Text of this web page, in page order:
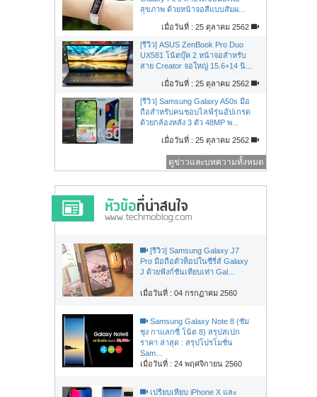
สุขภาพ ด้วยหน้าจอสีแบบสัมผ...
เมื่อวันที่ : 25 ตุลาคม 2562
[รีวิว] ASUS ZenBook Pro Duo
UX581 โน้ตบุ๊ค 2 หน้าจอสำหรับ
สาย Creator จอใหญ่ 15.6+14 นิ...
เมื่อวันที่ : 25 ตุลาคม 2562
[รีวิว] Samsung Galaxy A50s มือ
ถือสำหรับคนชอบไลฟ์รุ่นอัปเกรด
ด้วยกล้องหลัง 3 ตัว 48MP พ...
เมื่อวันที่ : 25 ตุลาคม 2562
ดูข่าวและบทความทั้งหมด
[รีวิว] Samsung Galaxy J7
Pro มือถือตัวท็อปในซีรี่ส์ Galaxy
J ด้วยฟังก์ชันเทียบเท่า Gal...
เมื่อวันที่ : 04 กรกฏาคม 2560
Samsung Galaxy Note 8 (ซัม
ซุง กาแลกซี่ โน้ต 8) สรุปสเปก
ราคา ล่าสุด : สรุปโปรโมชั่น
Sam...
เมื่อวันที่ : 24 พฤศจิกายน 2560
เปรียบเทียบ iPhone X และ